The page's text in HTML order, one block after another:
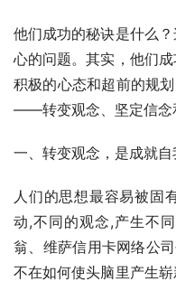
他们成功的秘诀是什么
心的问题。其实，他们
积极的心态和超前的规
——转变观念、坚定信念
一、转变观念，是成就自
人们的思想最容易被固
动,不同的观念,产生不
翁、维萨信用卡网络公
不在如何使头脑里产生